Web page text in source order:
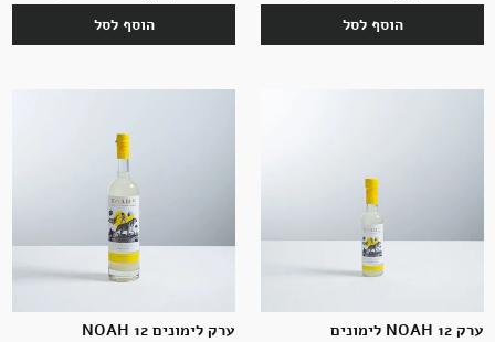
הוסף לסל הוסף לסל
ערק NOAH 12 לימונים ערק לימונים NOAH 12